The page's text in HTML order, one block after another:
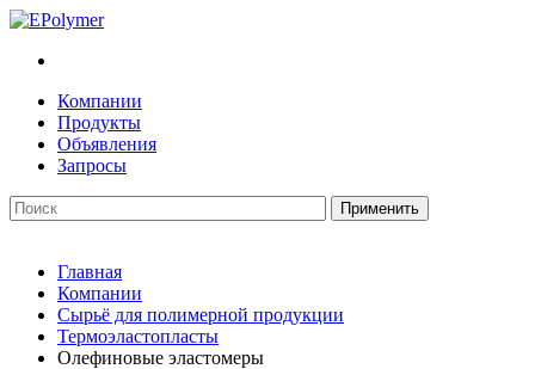
Компании
Продукты
Объявления
Запросы
Главная
Компании
Сырьё для полимерной продукции
Термоэластопласты
Олефиновые эластомеры